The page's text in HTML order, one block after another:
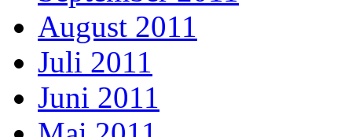
August 2011
Juli 2011
Juni 2011